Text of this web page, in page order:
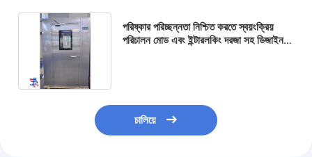
পরিষ্কার পরিচ্ছন্নতা নিশ্চিত করতে স্বয়ংক্রিয়
পরিচালন মোড এবং ইন্টারলকিং দরজা সহ ডিজাইন
চালিয়ে